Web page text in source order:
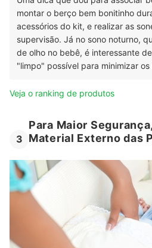
montar o berço bem bonitinho
acessórios do kit, e realizar as
supervisão. Já no sono noturno,
de olho no bebê, é interessante
"limpo" possível para minimizar os
Veja o ranking de produtos
3
Para Maior
Material Externo das